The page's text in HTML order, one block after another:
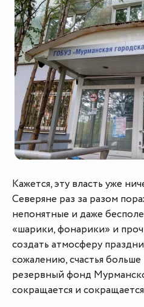
Кажется, эту власть уже
Северяне раз за разом
непонятные и даже
«шарики, фонарики» и
создать атмосферу
сожалению, счастья больше
резервный фонд
сокращается и